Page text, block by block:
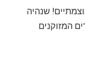
שנהיה
המזוקנים